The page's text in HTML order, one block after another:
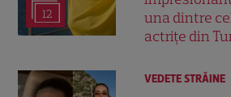
12
una dintre
actrițe din
VEDETE STRĂINE